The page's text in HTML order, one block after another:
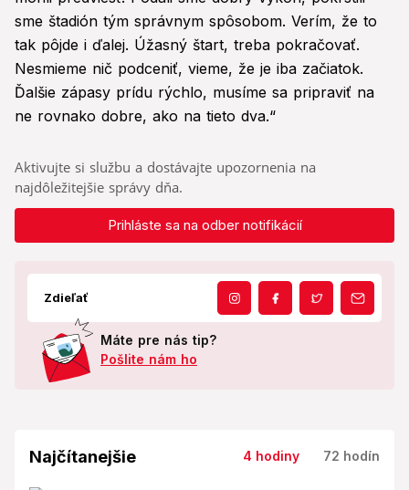
sme štadión tým správnym spôsobom. Verím, že to
tak pôjde i ďalej. Úžasný štart, treba pokračovať.
Nesmieme nič podceniť, vieme, že je iba začiatok.
Ďalšie zápasy prídu rýchlo, musíme sa pripraviť na
ne rovnako dobre, ako na tieto dva.“
Aktivujte si službu a dostávajte upozornenia na
najdôležitejšie správy dňa.
Prihláste sa na odber notifikácií
Zdieľať
Máte pre nás tip?
Pošlite nám ho
Najčítanejšie 4 hodiny 72 hodín